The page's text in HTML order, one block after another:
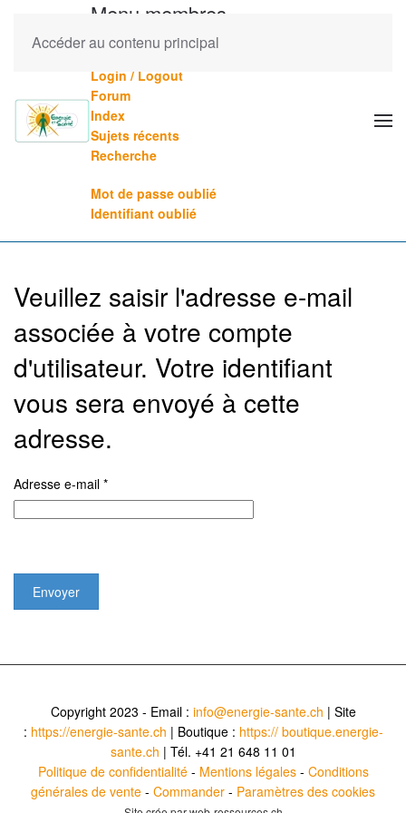
Accéder au contenu principal
Menu membres
Mes formations (veuillez vous connecter)
Login / Logout
Forum
Index
Sujets récents
Recherche
Mot de passe oublié
Identifiant oublié
Veuillez saisir l'adresse e-mail
associée à votre compte
d'utilisateur. Votre identifiant
vous sera envoyé à cette
adresse.
Adresse e-mail *
Envoyer
Copyright 2023 - Email : info@energie-sante.ch | Site
: https://energie-sante.ch | Boutique : https:// boutique.energie-
sante.ch | Tél. +41 21 648 11 01
Politique de confidentialité- Mentions légales- Conditions
générales de vente - Commander - Paramètres des cookies